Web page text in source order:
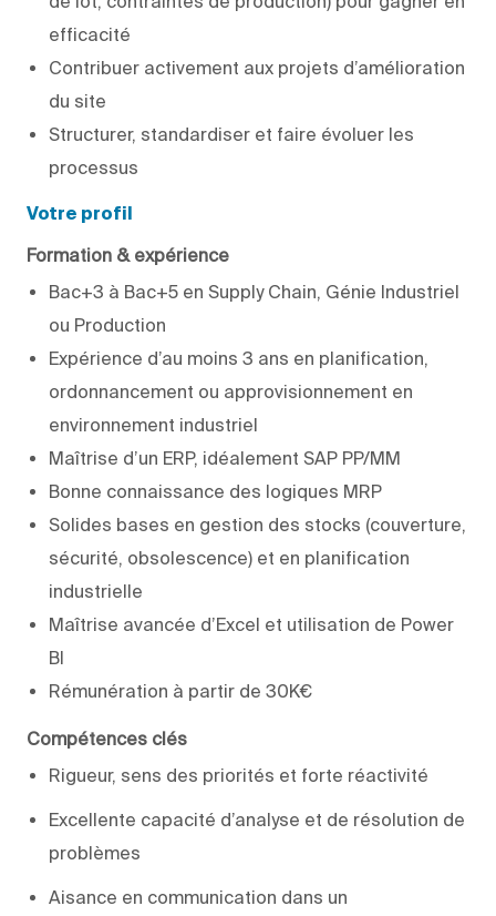
efficacité
Contribuer activement aux projets d’amélioration
du site
Structurer, standardiser et faire évoluer les
processus
Votre profil
Formation & expérience
Bac+3 à Bac+5 en Supply Chain, Génie Industriel
ou Production
Expérience d’au moins 3 ans en planification,
ordonnancement ou approvisionnement en
environnement industriel
Maîtrise d’un ERP, idéalement SAP PP/MM
Bonne connaissance des logiques MRP
Solides bases en gestion des stocks (couverture,
sécurité, obsolescence) et en planification
industrielle
Maîtrise avancée d’Excel et utilisation de Power
BI
Rémunération à partir de 30K€
Compétences clés
Rigueur, sens des priorités et forte réactivité
Excellente capacité d’analyse et de résolution de
problèmes
Aisance en communication dans un